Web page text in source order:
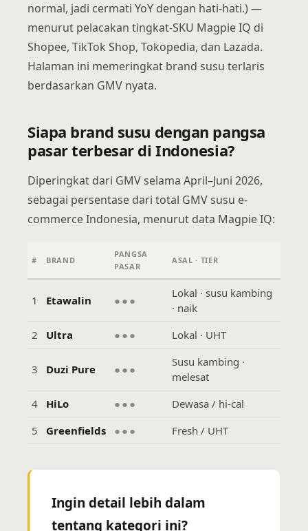
normal, jadi cermati YoY dengan hati-hati.) —
menurut pelacakan tingkat-SKU Magpie IQ di
Shopee, TikTok Shop, Tokopedia, dan Lazada.
Halaman ini memeringkat brand susu terlaris
berdasarkan GMV nyata.
Siapa brand susu dengan pangsa
pasar terbesar di Indonesia?
Diperingkat dari GMV selama April–Juni 2026,
sebagai persentase dari total GMV susu e-
commerce Indonesia, menurut data Magpie IQ:
# BRAND
PANGSA
PASAR
ASAL · TIER
1 Etawalin ●●●
Lokal · susu kambing
· naik
2
Ultra ●●● Lokal · UHT
3 Duzi Pure ●●●
Susu kambing ·
melesat
4
HiLo ●●●
Dewasa / hi-cal
5
Greenfields ●●● Fresh / UHT
Ingin detail lebih dalam
tentang kategori ini?